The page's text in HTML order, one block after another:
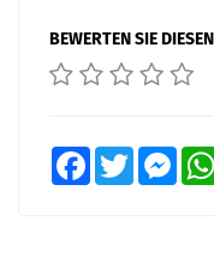
BEWERTEN SIE
FacebookTwitter